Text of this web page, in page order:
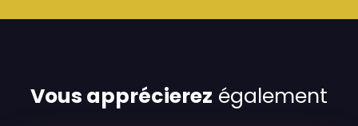
Vous apprécierez également